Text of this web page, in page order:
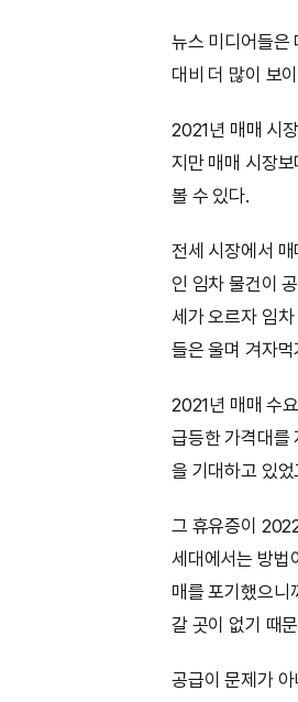
뉴스 미디어들은
대비 더 많이 보
2021년 매매 시
지만 매매 시장
볼 수 있다.
전세 시장에서
인 임차 물건이
세가 오르자 임
들은 울며 겨자
2021년 매매 수
급등한 가격대를
을 기대하고 있
그 휴유증이
세대에서는 방법
매를 포기했으니
갈 곳이 없기 때
공급이 문제가